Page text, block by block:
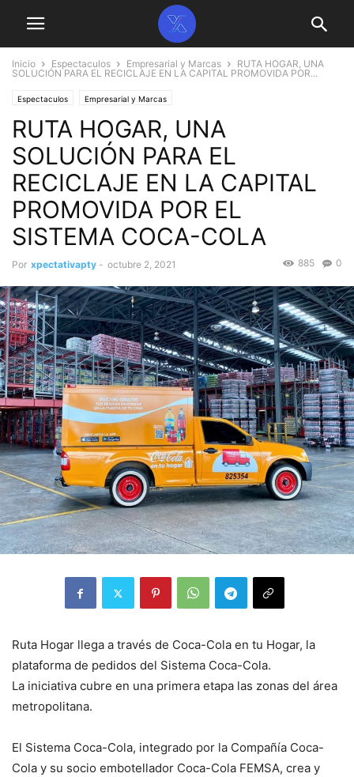
Inicio Espectaculos Empresarial y Marcas
RUTA HOGAR, UNA
SOLUCIÓN PARA EL RECICLAJE EN LA CAPITAL PROMOVIDA POR...
Espectaculos Empresarial y Marcas
RUTA HOGAR, UNA
SOLUCIÓN PARA EL
RECICLAJE EN LA CAPITAL
PROMOVIDA POR EL
SISTEMA COCA-COLA
Por xpectativapty - octubre 2, 2021 0
885
Ruta Hogar llega a través de Coca-Cola en tu Hogar, la
plataforma de pedidos del Sistema Coca-Cola.
La iniciativa cubre en una primera etapa las zonas del área
metropolitana.
El Sistema Coca-Cola, integrado por la Compañía Coca-
Cola y su socio embotellador Coca-Cola FEMSA, crea y